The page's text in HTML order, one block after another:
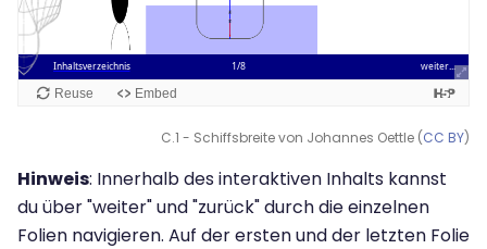
C.1 - Schiffsbreite von Johannes Oettle (CC BY)
Hinweis: Innerhalb des interaktiven Inhalts kannst
du über "weiter" und "zurück" durch die einzelnen
Folien navigieren. Auf der ersten und der letzten Folie